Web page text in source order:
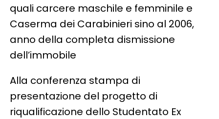
quali carcere maschile e femminile e
Caserma dei Carabinieri sino al 2006,
anno della completa dismissione
dell’immobile
Alla conferenza stampa di
presentazione del progetto di
riqualificazione dello Studentato Ex